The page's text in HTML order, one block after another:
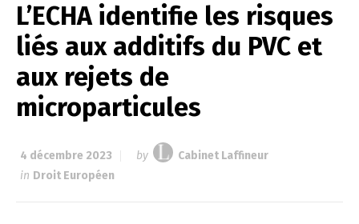
L’ECHA identifie les risques
liés aux additifs du PVC et
aux rejets de
microparticules
4 décembre 2023 by
Cabinet Laffineur
in Droit Européen